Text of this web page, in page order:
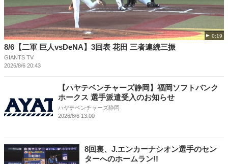
0:19
8/6【二軍 巨人vsDeNA】3回表 花田 三者連続三振
GIANTS TV
2026/8/6 20:43
【ハヤテベンチャーズ静岡】福岡ソフトバンク
ホークス 選手派遣受入のお知らせ
ハヤテベンチャーズ静岡
2026/8/6 13:00
8回裏、J.エンカーナシオン選手のセン
ターへのホームラン!!